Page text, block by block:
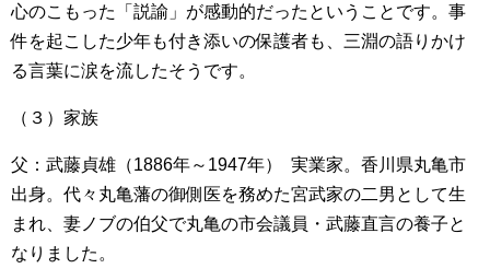
心のこもった「説諭」が感動的だったということです。事
件を起こした少年も付き添いの保護者も、三淵の語りかけ
る言葉に涙を流したそうです。
（３）家族
父：武藤貞雄（1886年～1947年） 実業家。香川県丸亀市
出身。代々丸亀藩の御側医を務めた宮武家の二男として生
まれ、妻ノブの伯父で丸亀の市会議員・武藤直言の養子と
なりました。